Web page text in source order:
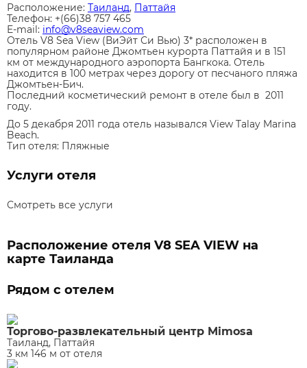
Расположение: Таиланд, Паттайя
Телефон: +(66)38 757 465
E-mail: info@v8seaview.com
Отель V8 Sea View (ВиЭйт Си Вью) 3* расположен в
популярном районе Джомтьен курорта Паттайя и в 151
км от международного аэропорта Бангкока. Отель
находится в 100 метрах через дорогу от песчаного пляжа
Джомтьен-Бич.
Последний косметический ремонт в отеле был в 2011
году.
До 5 декабря 2011 года отель назывался View Talay Marina
Beach.
Тип отеля: Пляжные
Услуги отеля
Смотреть все услуги
Расположение отеля V8 SEA VIEW на
карте Таиланда
Рядом с отелем
Торгово-развлекательный центр Mimosa
Таиланд, Паттайя
3 км 146 м от отеля